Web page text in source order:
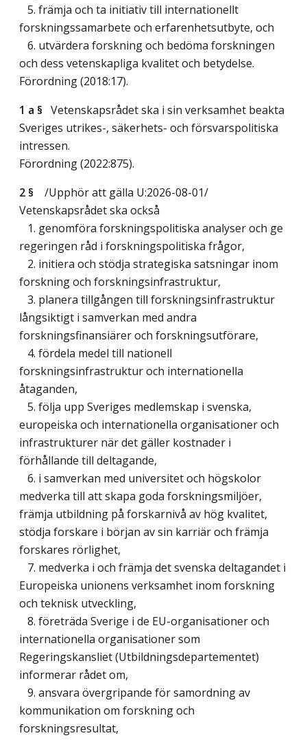
5. främja och ta initiativ till internationellt
forskningssamarbete och erfarenhetsutbyte, och
6. utvärdera forskning och bedöma forskningen
och dess vetenskapliga kvalitet och betydelse.
Förordning (2018:17).
1 a § Vetenskapsrådet ska i sin verksamhet beakta
Sveriges utrikes-, säkerhets- och försvarspolitiska
intressen.
Förordning (2022:875).
2 §
/Upphör att gälla U:2026-08-01/
Vetenskapsrådet ska också
1. genomföra forskningspolitiska analyser och ge
regeringen råd i forskningspolitiska frågor,
2. initiera och stödja strategiska satsningar inom
forskning och forskningsinfrastruktur,
3. planera tillgången till forskningsinfrastruktur
långsiktigt i samverkan med andra
forskningsfinansiärer och forskningsutförare,
4. fördela medel till nationell
forskningsinfrastruktur och internationella
åtaganden,
5. följa upp Sveriges medlemskap i svenska,
europeiska och internationella organisationer och
infrastrukturer när det gäller kostnader i
förhållande till deltagande,
6. i samverkan med universitet och högskolor
medverka till att skapa goda forskningsmiljöer,
främja utbildning på forskarnivå av hög kvalitet,
stödja forskare i början av sin karriär och främja
forskares rörlighet,
7. medverka i och främja det svenska deltagandet i
Europeiska unionens verksamhet inom forskning
och teknisk utveckling,
8. företräda Sverige i de EU-organisationer och
internationella organisationer som
Regeringskansliet (Utbildningsdepartementet)
informerar rådet om,
9. ansvara övergripande för samordning av
kommunikation om forskning och
forskningsresultat,